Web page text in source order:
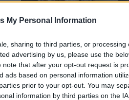
My Personal Information
sharing to third parties, or processing
advertising by us, please use the
that after your opt-out request is
ads based on personal information
prior to your opt-out. You may
information by third parties on the